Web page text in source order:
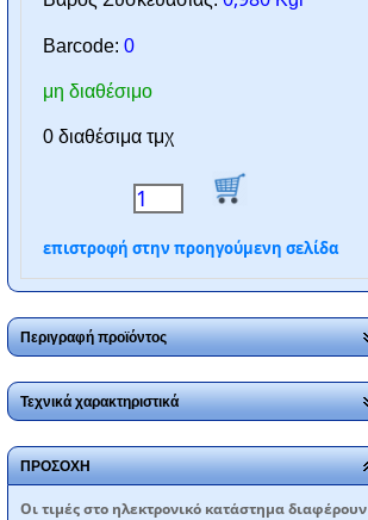
Barcode: 0
μη διαθέσιμο
0 διαθέσιμα τμχ
επιστροφή στην προηγούμενη σελίδα
Περιγραφή προϊόντος
Τεχνικά χαρακτηριστικά
ΠΡΟΣΟΧΗ
Oι τιμές στο ηλεκτρονικό κατάστημα διαφέρουν